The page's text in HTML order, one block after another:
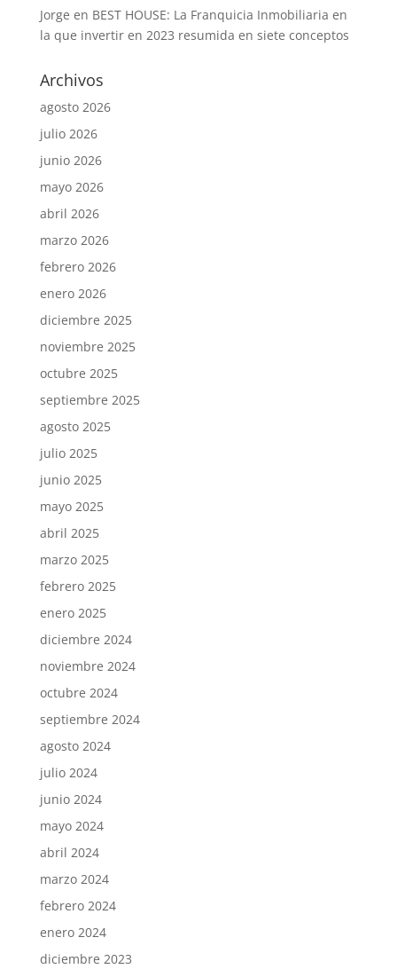
Jorge en BEST HOUSE: La Franquicia Inmobiliaria en
la que invertir en 2023 resumida en siete conceptos
Archivos
agosto 2026
julio 2026
junio 2026
mayo 2026
abril 2026
marzo 2026
febrero 2026
enero 2026
diciembre 2025
noviembre 2025
octubre 2025
septiembre 2025
agosto 2025
julio 2025
junio 2025
mayo 2025
abril 2025
marzo 2025
febrero 2025
enero 2025
diciembre 2024
noviembre 2024
octubre 2024
septiembre 2024
agosto 2024
julio 2024
junio 2024
mayo 2024
abril 2024
marzo 2024
febrero 2024
enero 2024
diciembre 2023